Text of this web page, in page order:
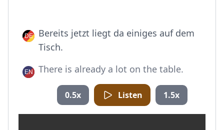
Bereits jetzt liegt da einiges auf dem
Tisch.
There is already a lot on the table.
0.5x Listen 1.5x